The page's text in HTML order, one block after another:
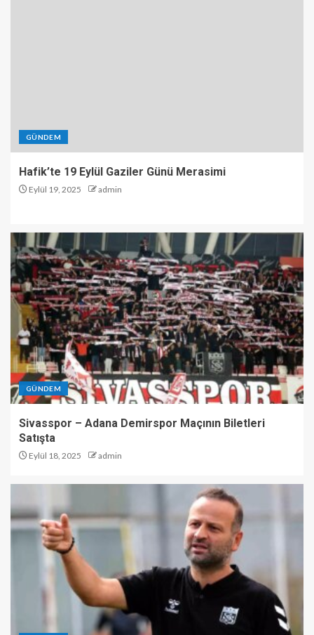
GÜNDEM
Hafik’te 19 Eylül Gaziler Günü Merasimi
Eylül 19, 2025 admin
GÜNDEM
Sivasspor – Adana Demirspor Maçının Biletleri
Satışta
Eylül 18, 2025 admin